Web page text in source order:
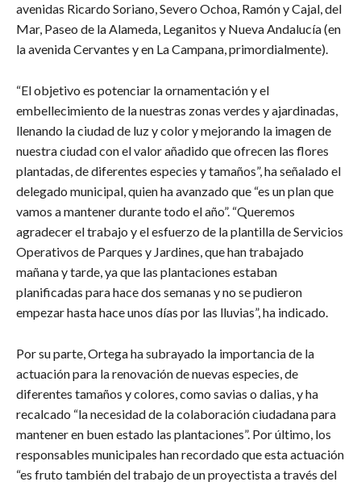
avenidas Ricardo Soriano, Severo Ochoa, Ramón y Cajal, del
Mar, Paseo de la Alameda, Leganitos y Nueva Andalucía (en
la avenida Cervantes y en La Campana, primordialmente).
“El objetivo es potenciar la ornamentación y el
embellecimiento de la nuestras zonas verdes y ajardinadas,
llenando la ciudad de luz y color y mejorando la imagen de
nuestra ciudad con el valor añadido que ofrecen las flores
plantadas, de diferentes especies y tamaños”, ha señalado el
delegado municipal, quien ha avanzado que “es un plan que
vamos a mantener durante todo el año”. “Queremos
agradecer el trabajo y el esfuerzo de la plantilla de Servicios
Operativos de Parques y Jardines, que han trabajado
mañana y tarde, ya que las plantaciones estaban
planificadas para hace dos semanas y no se pudieron
empezar hasta hace unos días por las lluvias”, ha indicado.
Por su parte, Ortega ha subrayado la importancia de la
actuación para la renovación de nuevas especies, de
diferentes tamaños y colores, como savias o dalias, y ha
recalcado “la necesidad de la colaboración ciudadana para
mantener en buen estado las plantaciones”. Por último, los
responsables municipales han recordado que esta actuación
“es fruto también del trabajo de un proyectista a través del